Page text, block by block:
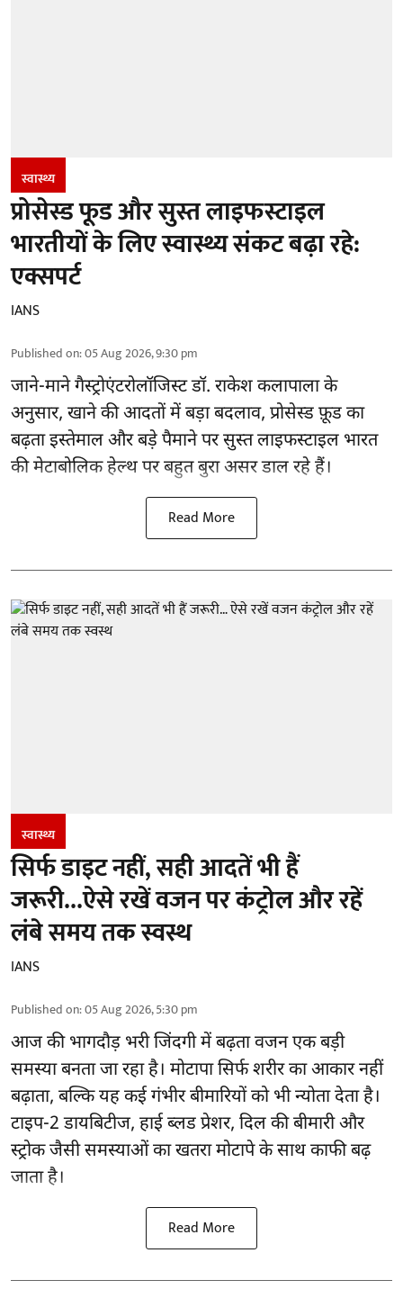
स्वास्थ्य
प्रोसेस्ड फूड और सुस्त लाइफस्टाइल
भारतीयों के लिए स्वास्थ्य संकट बढ़ा रहे:
एक्सपर्ट
IANS
Published on:05 Aug 2026, 9:30 pm
जाने-माने गैस्ट्रोएंटरोलॉजिस्ट डॉ. राकेश कलापाला के
अनुसार, खाने की आदतोंमें बड़ा बदलाव, प्रोसेस्ड फ़ूड का
बढ़ता इस्तेमाल और बड़े पैमाने पर सुस्त लाइफस्टाइल भारत
की मेटाबोलिक हेल्थ पर बहुत बुरा असर डाल रहे हैं।
Read More
स्वास्थ्य
सिर्फ डाइट नहीं, सही आदतें भी हैं
जरूरी...ऐसे रखें वजन पर कंट्रोल और रहें
लंबे समय तक स्वस्थ
IANS
Published on:05 Aug 2026, 5:30 pm
आज की भागदौड़ भरी जिंदगी में बढ़ता वजन एक बड़ी
समस्या बनता जा रहा है। मोटापा सिर्फ शरीर का आकार नहीं
बढ़ाता, बल्कि यह कई गंभीर बीमारियों को भी न्योता देता है।
टाइप-2 डायबिटीज, हाई ब्लड प्रेशर, दिल की बीमारी और
स्ट्रोक जैसी समस्याओं का खतरा मोटापे के साथ काफी बढ़
जाता है।
Read More